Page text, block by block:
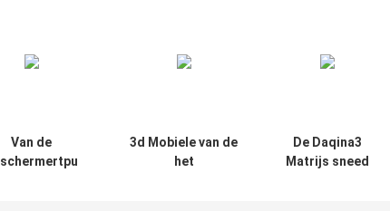
Van de
3d Mobiele van de
het
De Daqina3
Matrijs sneed